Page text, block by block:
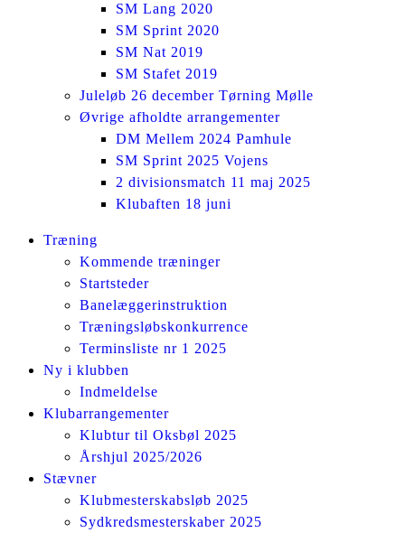
SM Lang 2020
SM Sprint 2020
SM Nat 2019
SM Stafet 2019
Juleløb 26 december Tørning Mølle
Øvrige afholdte arrangementer
DM Mellem 2024 Pamhule
SM Sprint 2025 Vojens
2 divisionsmatch 11 maj 2025
Klubaften 18 juni
Facebook
InstagramTræning
Kommende træninger
Startsteder
Banelæggerinstruktion
Træningsløbskonkurrence
Terminsliste nr 1 2025
Ny i klubben
Indmeldelse
Klubarrangementer
Klubtur til Oksbøl 2025
Årshjul 2025/2026
Stævner
Klubmesterskabsløb 2025
Sydkredsmesterskaber 2025